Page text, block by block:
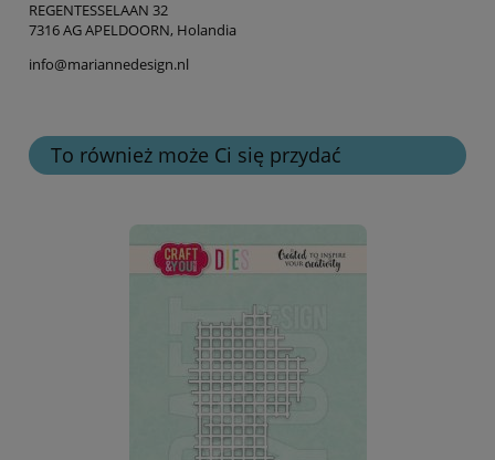
REGENTESSELAAN 32
7316 AG APELDOORN, Holandia
info@mariannedesign.nl
To również może Ci się przydać